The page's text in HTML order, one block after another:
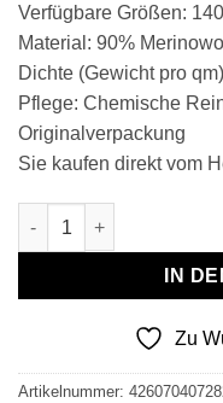
Verfügbare Größen:
Material: 90%
Dichte (Gewicht pro
Pflege: Chemische
Originalverpackung
Sie kaufen direkt vom
Wolldecke & Wollplaid,
IN
Zu
Artikelnummer: